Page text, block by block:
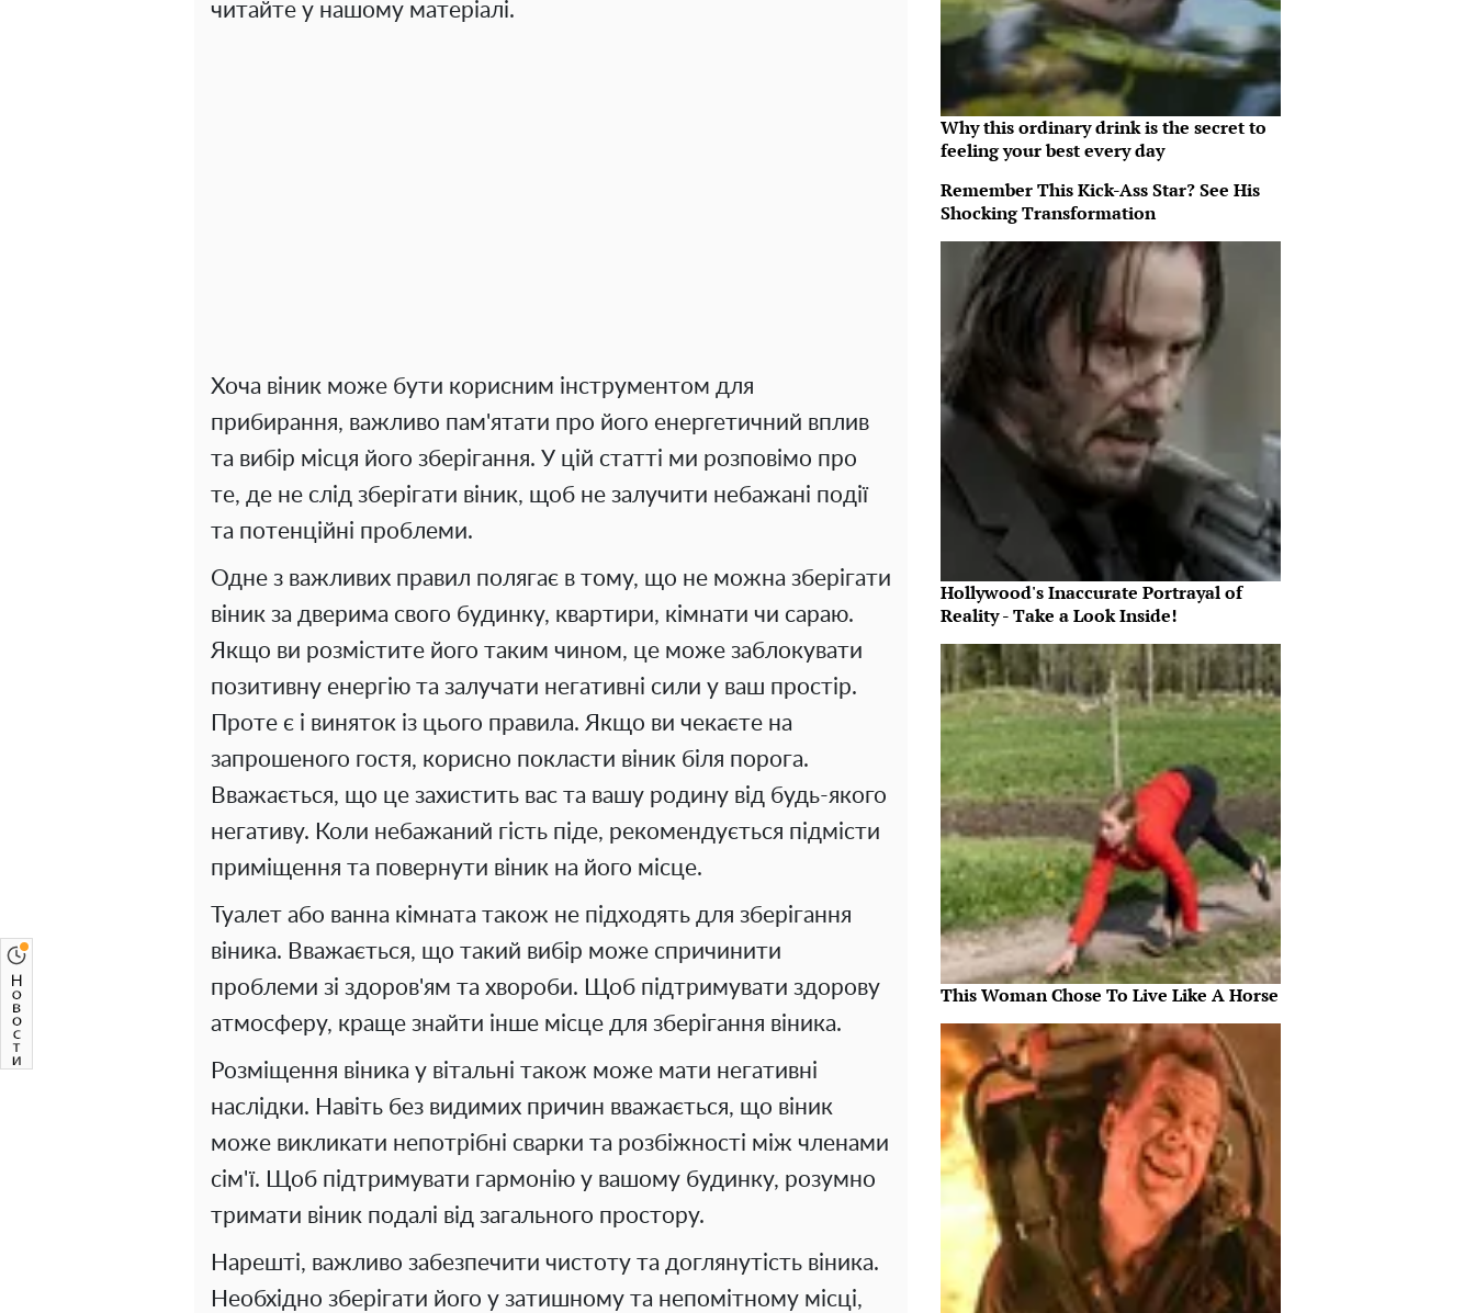
читайте у нашому матеріалі.
Хоча віник може бути корисним інструментом для
прибирання, важливо пам'ятати про його енергетичний вплив
та вибір місця його зберігання. У цій статті ми розповімо про
те, де не слід зберігати віник, щоб не залучити небажані події
та потенційні проблеми.
Одне з важливих правил полягає в тому, що не можна зберігати
віник за дверима свого будинку, квартири, кімнати чи сараю.
Якщо ви розмістите його таким чином, це може заблокувати
позитивну енергію та залучати негативні сили у ваш простір.
Проте є і виняток із цього правила. Якщо ви чекаєте на
запрошеного гостя, корисно покласти віник біля порога.
Вважається, що це захистить вас та вашу родину від будь-якого
негативу. Коли небажаний гість піде, рекомендується підмісти
приміщення та повернути віник на його місце.
Туалет або ванна кімната також не підходять для зберігання
віника. Вважається, що такий вибір може спричинити
проблеми зі здоров'ям та хвороби. Щоб підтримувати здорову
атмосферу, краще знайти інше місце для зберігання віника.
Розміщення віника у вітальні також може мати негативні
наслідки. Навіть без видимих ​​причин вважається, що віник
може викликати непотрібні сварки та розбіжності між членами
сім'ї. Щоб підтримувати гармонію у вашому будинку, розумно
тримати віник подалі від загального простору.
Нарешті, важливо забезпечити чистоту та доглянутість віника.
Необхідно зберігати його у затишному та непомітному місці,
Why this ordinary drink is the secret to
feeling your best every day
Remember This Kick-Ass Star? See His
Shocking Transformation
Hollywood's Inaccurate Portrayal of
Reality - Take a Look Inside!
This Woman Chose To Live Like A Horse